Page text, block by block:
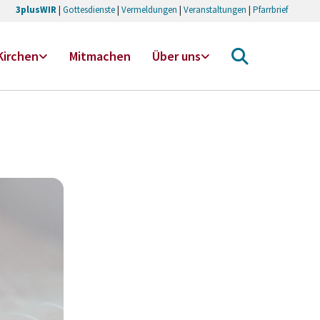
3plusWIR| Gottesdienste| Vermeldungen | Veranstaltungen | Pfarrbrief
Mitmachen Über uns